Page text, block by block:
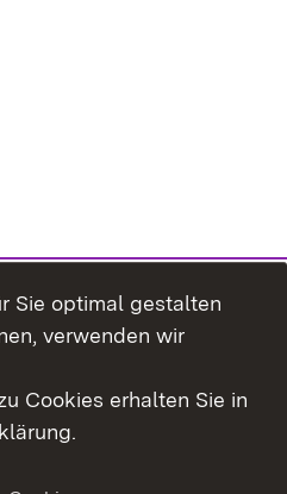
Sie optimal gestalten
verwenden wir
Cookies erhalten Sie in